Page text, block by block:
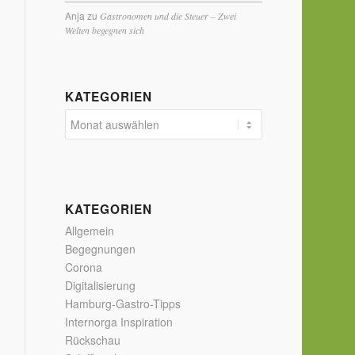
Anja zuGastronomen und die Steuer – Zwei
Welten begegnen sich
KATEGORIEN
KATEGORIEN
Allgemein
Begegnungen
Corona
Digitalisierung
Hamburg-Gastro-Tipps
Internorga Inspiration
Rückschau